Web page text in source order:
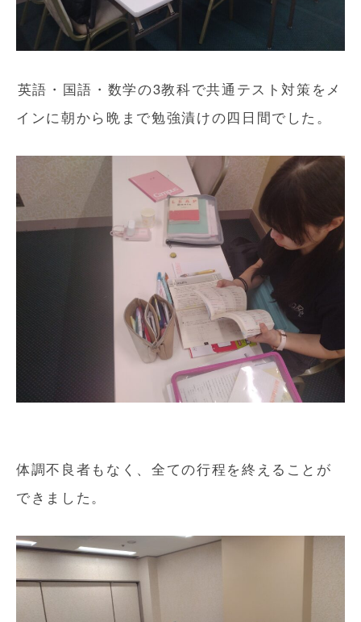
英語・国語・数学の3教科で共通テスト対策をメ
インに朝から晩まで勉強漬けの四日間でした。
体調不良者もなく、全ての行程を終えることが
できました。